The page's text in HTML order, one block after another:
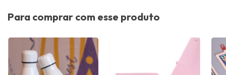
Para comprar com esse produto